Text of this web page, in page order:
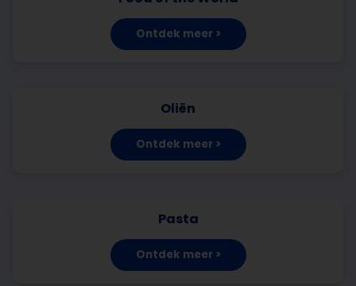
Ontdek meer >
Oliën
Ontdek meer >
Pasta
Ontdek meer >